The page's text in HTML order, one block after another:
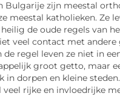
Bulgarije zijn meestal
meestal katholieken. Ze
de oude regels van
veel contact met andere
de regel leven ze niet in
groot getto, maar
in dorpen en kleine
veel rijke en invloedrijke